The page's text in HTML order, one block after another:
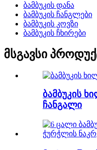
ბამბუკის დანა
ბამბუკის ჩანგლები
ბამბუკის კოვზი
ბამბუკის ჩხირები
მსგავსი
ბამბუკის
ჩანგალი